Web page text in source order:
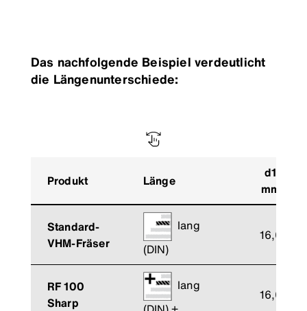
Das nachfolgende Beispiel verdeutlicht
die Längenunterschiede:
Produkt Länge
d1
mm
Standard-
VHM-Fräser
lang
(DIN)
16,0
RF 100
Sharp
lang
16,0